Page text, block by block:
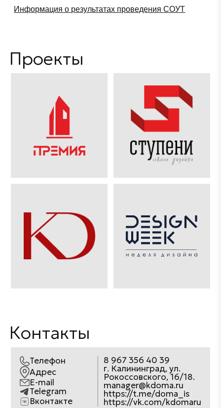
Информация о результатах проведения СОУТ
Проекты
Контакты
Телефон
Адрес
E-mail
Telegram
Вконтакте
8 967 356 40 39
г. Калининград, ул.
Рокоссовского, 16/18.
manager@kdoma.ru
https://t.me/doma_is
https://vk.com/kdomaru